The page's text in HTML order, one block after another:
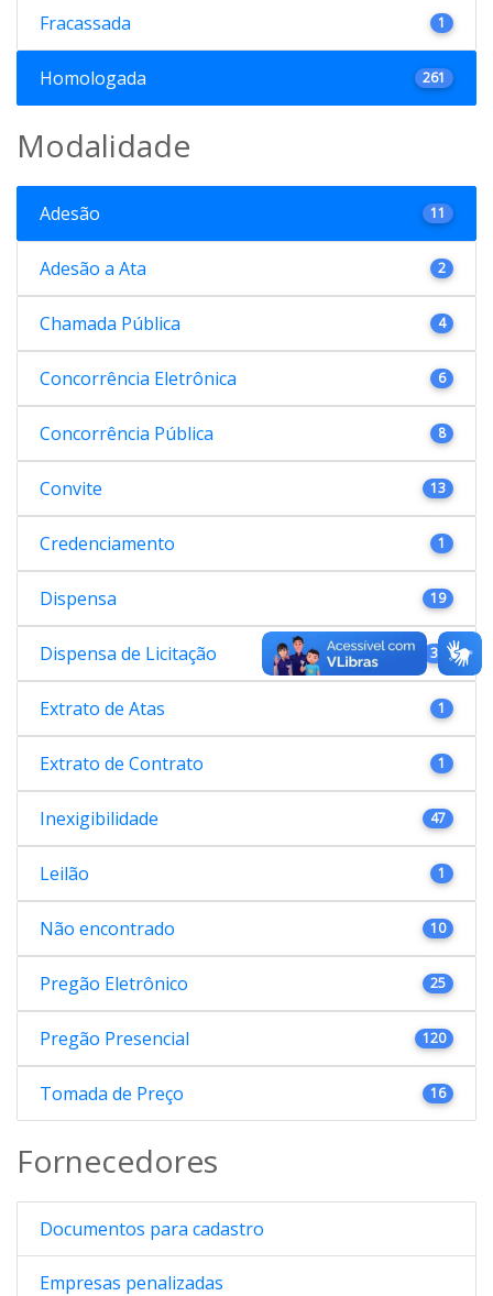
Fracassada 1
Homologada 261
Modalidade
Adesão 11
Adesão a Ata 2
Chamada Pública 4
Concorrência Eletrônica 6
Concorrência Pública 8
Convite 13
Credenciamento 1
Dispensa 19
Dispensa de Licitação 38
Extrato de Atas 1
Extrato de Contrato 1
Inexigibilidade 47
Leilão 1
Não encontrado 10
Pregão Eletrônico 25
Pregão Presencial 120
Tomada de Preço 16
Fornecedores
Documentos para cadastro
Empresas penalizadas